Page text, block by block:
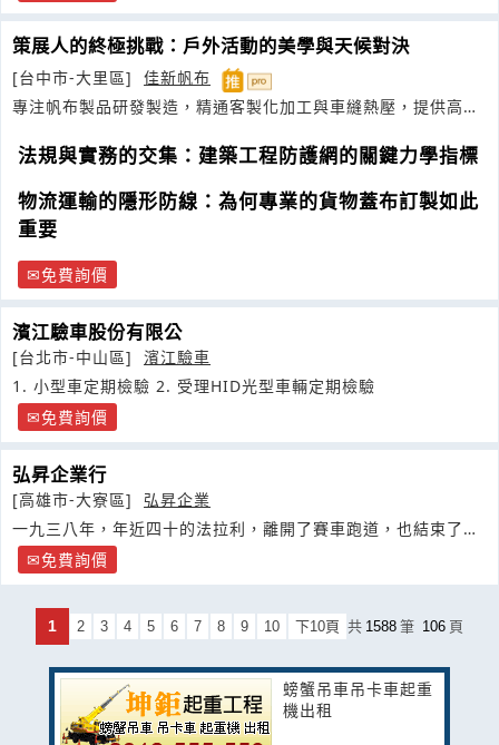
策展人的終極挑戰：戶外活動的美學與天候對決
[台中市-大里區]
佳新帆布
專注帆布製品研發製造，精通客製化加工與車縫熱壓，提供高耐
法規與實務的交集：建築工程防護網的關鍵力學指標
物流運輸的隱形防線：為何專業的貨物蓋布訂製如此
重要
免費詢價
濱江驗車股份有限公
[台北市-中山區]
濱江驗車
1. 小型車定期檢驗 2. 受理HID光型車輛定期檢驗
免費詢價
弘昇企業行
[高雄市-大寮區]
弘昇企業
一九三八年，年近四十的法拉利，離開了賽車跑道，也結束了與
愛快車廠的賓主關係
免費詢價
1 2 3 4 5 6 7 8 9 10 下10頁 共 1588 筆 106 頁
螃蟹吊車吊卡車起重
機出租